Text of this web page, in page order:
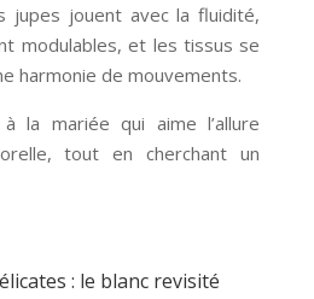
jupes jouent avec la fluidité,
modulables, et les tissus se
harmonie de mouvements.
la mariée qui aime l’allure
tout en cherchant un
: le blanc revisité